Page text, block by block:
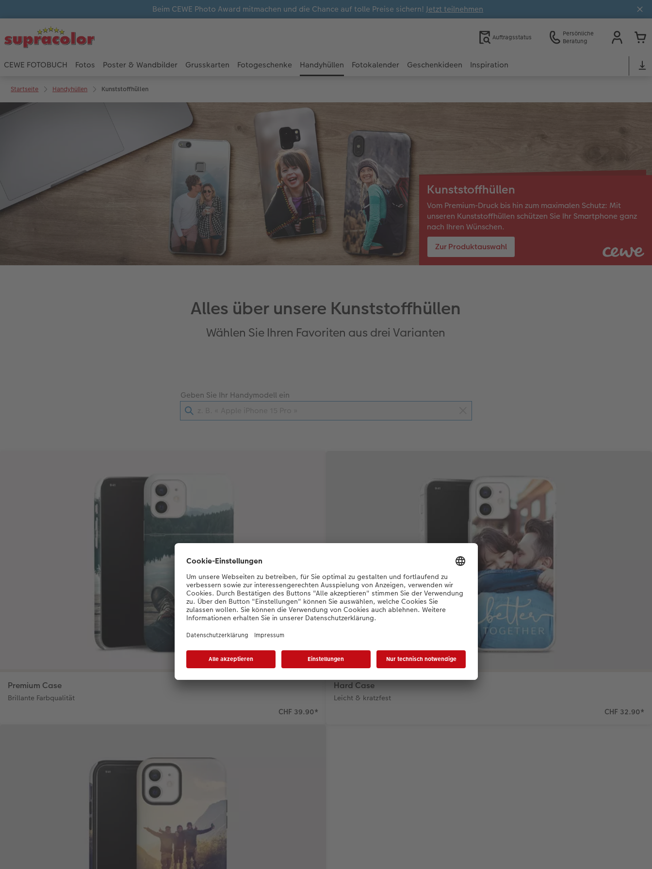
Beim CEWE Photo Award mitmachen und die Chance auf tolle Preise sichern!Jetzt teilnehmen
Auftragsstatus
Persönliche
Beratung
CEWE FOTOBUCH Fotos Poster & Wandbilder Grusskarten Fotogeschenke Handyhüllen Fotokalender Geschenkideen Inspiration
Startseite Handyhüllen Kunststoffhüllen
Kunststoffhüllen
Vom Premium-Druck bis hin zum maximalen Schutz: Mit
unseren Kunststoffhüllen schützen Sie Ihr Smartphone ganz
nach Ihren Wünschen.
Zur Produktauswahl
Alles über unsere Kunststoffhüllen
Wählen Sie Ihren Favoriten aus drei Varianten
Geben Sie Ihr Handymodell ein
Premium Case
Brillante Farbqualität
CHF 39.90*
Hard Case
Leicht & kratzfest
CHF 32.90*